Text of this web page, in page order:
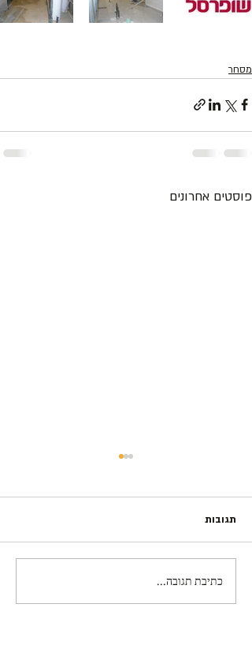
מסחר
פוסטים אחרונים
מרכז מסחרי מזכרת בתיה –
פרידמן חכשורי
תגובות
כתיבת תגובה...